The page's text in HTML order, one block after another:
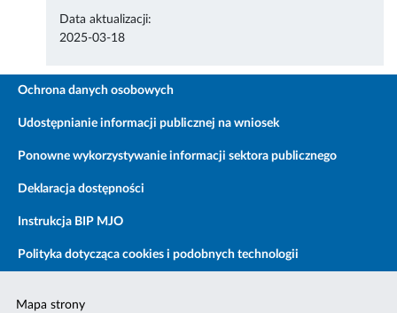
Data aktualizacji:
2025-03-18
Ochrona danych osobowych
Udostępnianie informacji publicznej na wniosek
Ponowne wykorzystywanie informacji sektora publicznego
Deklaracja dostępności
Instrukcja BIP MJO
Polityka dotycząca cookies i podobnych technologii
Mapa strony